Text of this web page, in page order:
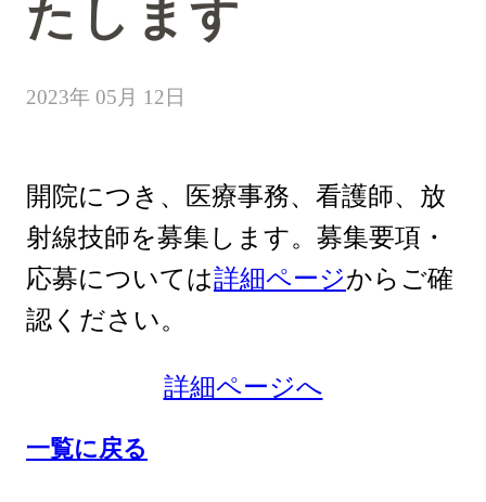
たします
2023年 05月 12日
開院につき、医療事務、看護師、放
射線技師を募集します。募集要項・
応募については詳細ページからご確
認ください。
詳細ページへ
一覧に戻る